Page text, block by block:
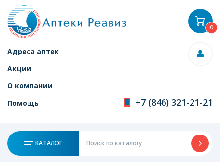
Адреса аптек
Акции
О компании
Помощь
+7 (846) 321-21-21
КАТАЛОГ
0